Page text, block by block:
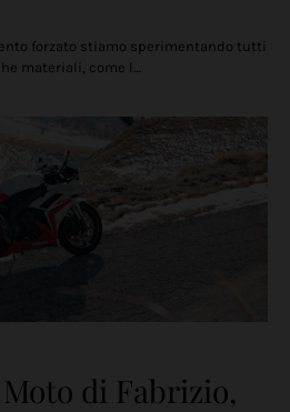
forzato stiamo sperimentando tutti
materiali, come l…
di Fabrizio,